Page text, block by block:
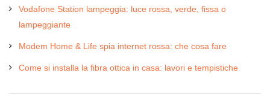
Vodafone Station lampeggia: luce rossa, verde, fissa o
lampeggiante
Modem Home & Life spia internet rossa: che cosa fare
Come si installa la fibra ottica in casa: lavori e tempistiche